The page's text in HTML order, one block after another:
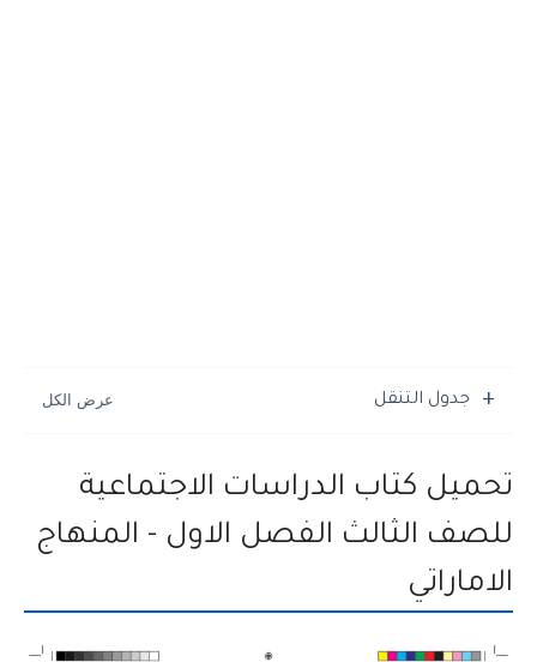
جدول التنقل
تحميل كتاب الدراسات الاجتماعية
للصف الثالث الفصل الاول - المنهاج
الاماراتي